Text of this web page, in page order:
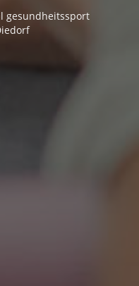
gesundheitssport